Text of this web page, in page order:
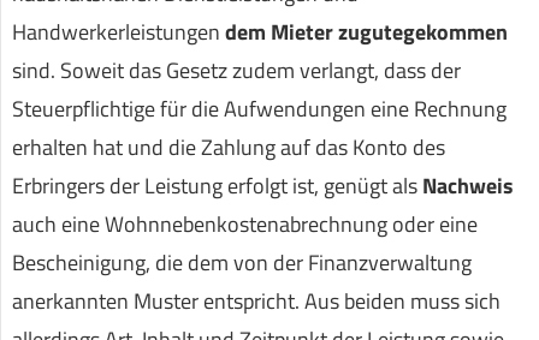
Handwerkerleistungendem Mieter zugutegekommen
sind. Soweit das Gesetz zudem verlangt, dass der
Steuerpflichtige für die Aufwendungen eine Rechnung
erhalten hat und die Zahlung auf das Konto des
Erbringers der Leistung erfolgt ist, genügt alsNachweis
auch eine Wohnnebenkostenabrechnung oder eine
Bescheinigung, die dem von der Finanzverwaltung
anerkannten Muster entspricht. Aus beiden muss sich